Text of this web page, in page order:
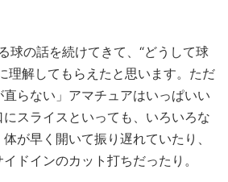
球の話を続けてきて、“どうして球
理解してもらえたと思います。ただ
らない」アマチュアはいっぱいい
スライスといっても、いろいろな
が早く開いて振り遅れていたり、
ドインのカット打ちだったり。